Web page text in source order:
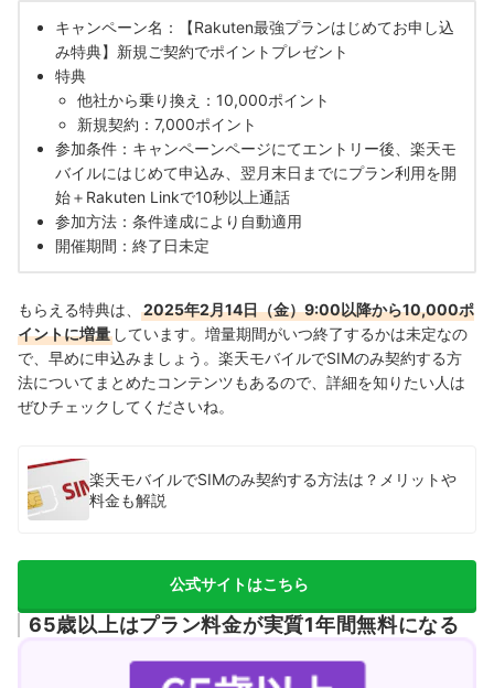
特典の付与には数か月かかる場合が多い
楽天モバイルのキャンペーンの申込方法
ステップ1.購入するスマホを選択または手持ちの端末の対応確認
ステップ2.楽天モバイルと端末（希望者のみ）の申込み
ステップ3.楽天モバイルのキャンペーンページをもとに条件達成
ステップ4.楽天モバイルのキャンペーン特典の受け取り
楽天モバイルのキャンペーンの適用条件を満たしているかを確認す
る方法は？
キャンペーンのポイントが付与されない？いつ付与されたかを確認
する方法は？
楽天モバイル2回線目の契約でもキャンペーンは適用される？
楽天モバイルのキャンペーンコードはいつ使えばいい？
おすすめ
キャンペーン名：【Rakuten最強プランはじめてお申し込
み特典】新規ご契約でポイントプレゼント
特典
他社から乗り換え：10,000ポイント
新規契約：7,000ポイント
参加条件：キャンペーンページにてエントリー後、楽天モ
バイルにはじめて申込み、翌月末日までにプラン利用を開
始＋Rakuten Linkで10秒以上通話
参加方法：条件達成により自動適用
開催期間：終了日未定
もらえる特典は、
2025年2月14日（金）9:00以降から10,000ポ
イントに増量 しています。増量期間がいつ終了するかは未定なの
で、早めに申込みましょう。楽天モバイルでSIMのみ契約する方
法についてまとめたコンテンツもあるので、詳細を知りたい人は
ぜひチェックしてくださいね。
楽天モバイルでSIMのみ契約する方法は？メリットや
料金も解説
公式サイトはこちら
65歳以上はプラン料金が実質1年間無料になる